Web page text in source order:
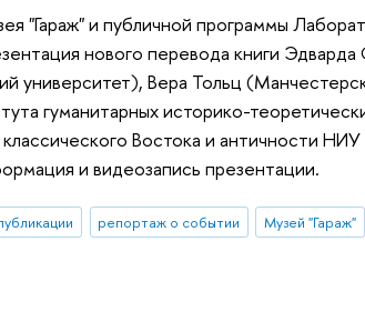
"Гараж" и публичной программы
нового перевода книги
университет), Вера Тольц
гуманитарных историко-
Востока и античности
и видеозапись презентации.
репортаж о событии Музей "Гараж"